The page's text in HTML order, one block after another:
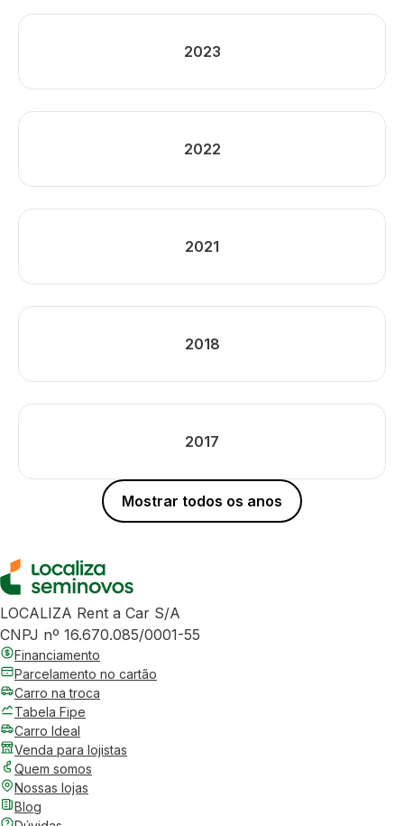
2023
2022
2021
2018
2017
Mostrar todos os anos
LOCALIZA Rent a Car S/A
CNPJ nº 16.670.085/0001-55
Financiamento
Parcelamento no cartão
Carro na troca
Tabela Fipe
Carro Ideal
Venda para lojistas
Quem somos
Nossas lojas
Blog